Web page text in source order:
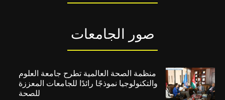
صور الجامعات
منظمة الصحة العالمية تطرح جامعة العلوم
والتكنولوجيا نموذجًا رائدًا للجامعات المعززة
للصحة